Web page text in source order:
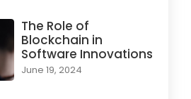
The Role of
Blockchain in
Software Innovations
June 19, 2024